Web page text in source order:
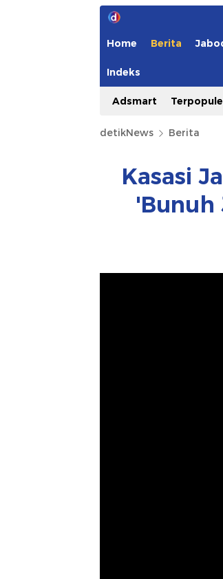
Home Berita
Indeks
Adsmart
detikNews Berita
Kasasi
'Bunuh